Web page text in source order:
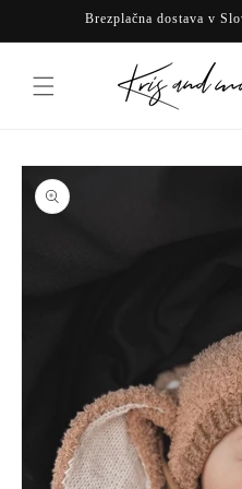
vsebino
Brezplačna dostava v
Preskoči na
informacije
o izdelku